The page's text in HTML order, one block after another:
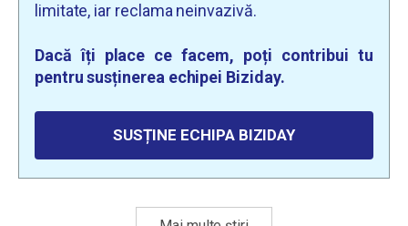
limitate, iar reclama neinvazivă.
Dacă îți place ce facem, poți contribui tu
pentru susținerea echipei Biziday.
SUSȚINE ECHIPA BIZIDAY